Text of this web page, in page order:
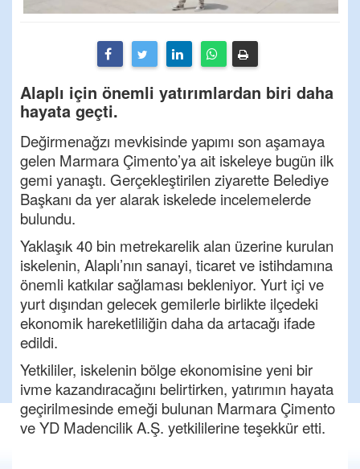
Alaplı için önemli yatırımlardan biri daha
hayata geçti.
Değirmenağzı mevkisinde yapımı son aşamaya
gelen Marmara Çimento’ya ait iskeleye bugün ilk
gemi yanaştı. Gerçekleştirilen ziyarette Belediye
Başkanı da yer alarak iskelede incelemelerde
bulundu.
Yaklaşık 40 bin metrekarelik alan üzerine kurulan
iskelenin, Alaplı’nın sanayi, ticaret ve istihdamına
önemli katkılar sağlaması bekleniyor. Yurt içi ve
yurt dışından gelecek gemilerle birlikte ilçedeki
ekonomik hareketliliğin daha da artacağı ifade
edildi.
Yetkililer, iskelenin bölge ekonomisine yeni bir
ivme kazandıracağını belirtirken, yatırımın hayata
geçirilmesinde emeği bulunan Marmara Çimento
ve YD Madencilik A.Ş. yetkililerine teşekkür etti.